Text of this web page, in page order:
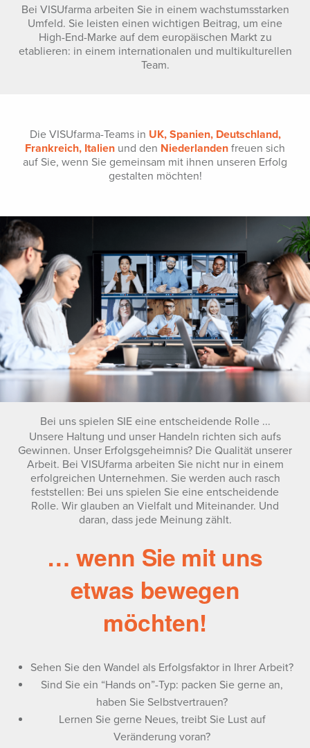
Bei VISUfarma arbeiten Sie in einem wachstumsstarken
Umfeld. Sie leisten einen wichtigen Beitrag, um eine
High-End-Marke auf dem europäischen Markt zu
etablieren: in einem internationalen und multikulturellen
Team.
Die VISUfarma-Teams in UK, Spanien, Deutschland,
Frankreich, Italien und den Niederlanden freuen sich
auf Sie, wenn Sie gemeinsam mit ihnen unseren Erfolg
gestalten möchten!
Bei uns spielen SIE eine entscheidende Rolle ...
Unsere Haltung und unser Handeln richten sich aufs
Gewinnen. Unser Erfolgsgeheimnis? Die Qualität unserer
Arbeit. Bei VISUfarma arbeiten Sie nicht nur in einem
erfolgreichen Unternehmen. Sie werden auch rasch
feststellen: Bei uns spielen Sie eine entscheidende
Rolle. Wir glauben an Vielfalt und Miteinander. Und
daran, dass jede Meinung zählt.
… wenn Sie mit uns
etwas bewegen
möchten!
Sehen Sie den Wandel als Erfolgsfaktor in Ihrer Arbeit?
Sind Sie ein “Hands on”-Typ: packen Sie gerne an,
haben Sie Selbstvertrauen?
Lernen Sie gerne Neues, treibt Sie Lust auf
Veränderung voran?